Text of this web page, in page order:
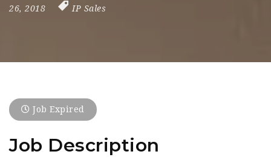
26, 2018
IP Sales
Job Expired
Job Description